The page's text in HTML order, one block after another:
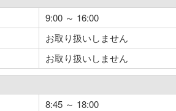
9:00 ～ 16:00
お取り扱いしません
お取り扱いしません
8:45 ～ 18:00